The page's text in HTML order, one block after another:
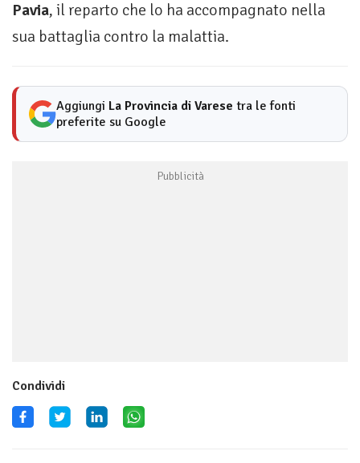
Pavia, il reparto che lo ha accompagnato nella
sua battaglia contro la malattia.
Aggiungi La Provincia di Varese tra le fonti
preferite su Google
Condividi